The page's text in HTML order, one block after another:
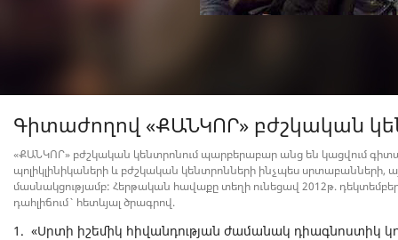
Գիտաժողով «ՔԱՆԿՈՐ» բժշկական
«ՔԱՆԿՈՐ» բժշկական կենտրոնում պարբերաբար անց են կացվում
պոլիկլինիկաների և բժշկական կենտրոնների ինչպես սրտաբանների,
մասնակցությամբ: Հերթական հավաքը տեղի ունեցավ 2012թ.
դահլիճում` հետևյալ ծրագրով.
1. «Սրտի իշեմիկ հիվանդության ժամանակ դիագնոստիկ